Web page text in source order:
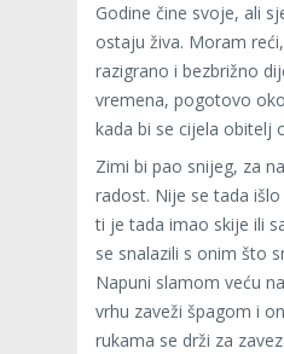
Godine čine svoje, ali
ostaju živa. Moram
razigrano i bezbrižno
vremena, pogotovo
kada bi se cijela obitelj
Zimi bi pao snijeg, za
radost. Nije se tada
ti je tada imao skije ili
se snalazili s onim što
Napuni slamom veću
vrhu zaveži špagom i
rukama se drži za